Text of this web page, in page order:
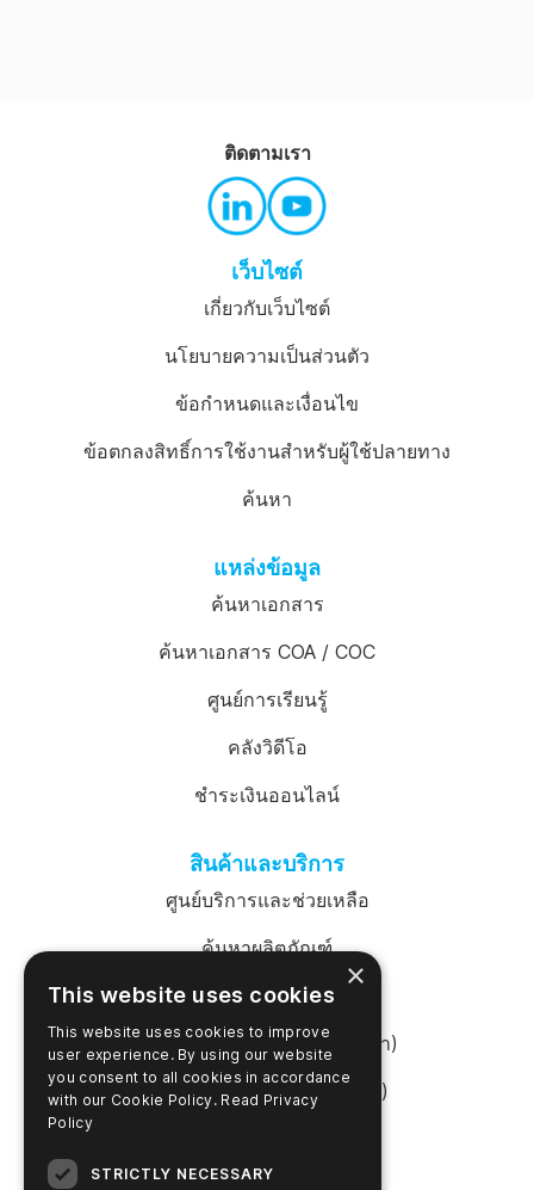
เว็บไซต์
เกี่ยวกับเว็บไซต์
นโยบายความเป็นส่วนตัว
ข้อกำหนดและเงื่อนไข
ข้อตกลงสิทธิ์การใช้งานสำหรับผู้ใช้ปลายทาง
ค้นหา
แหล่งข้อมูล
ค้นหาเอกสาร
ค้นหาเอกสาร COA / COC
ศูนย์การเรียนรู้
คลังวิดีโอ
ชำระเงินออนไลน์
สินค้าและบริการ
ศูนย์บริการและช่วยเหลือ
ค้นหาผลิตภัณฑ์
เข้าสู่ระบบ SureTrend
ร้านค้าออนไลน์ (สหรัฐอเมริกา)
ร้านค้าออนไลน์ (ออสเตรเลีย)
ติดตามเรา
×
This website uses cookies
This website uses cookies to improve
user experience. By using our website
you consent to all cookies in accordance
with our Cookie Policy. Read Privacy
Policy
STRICTLY NECESSARY